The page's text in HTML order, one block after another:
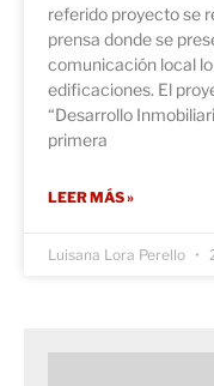
referido proyecto se
prensa donde se
comunicación local
edificaciones. El
“Desarrollo
primera
LEER MÁS »
Luisana Lora Perello